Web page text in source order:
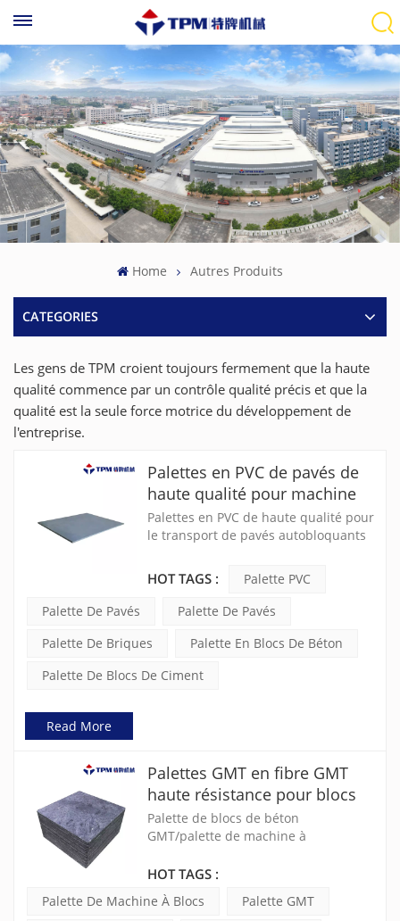
Home Autres Produits
CATEGORIES
Les gens de TPM croient toujours fermement que la haute
qualité commence par un contrôle qualité précis et que la
qualité est la seule force motrice du développement de
l'entreprise.
Palettes en PVC de pavés de
haute qualité pour machine
de fabrication de blocs de
béton
Palettes en PVC de haute qualité pour
le transport de pavés autobloquants
cendres volantes, de blocs creux, etc.
de produits en béton.
HOT TAGS :
Palette PVC
Palette De Pavés
Palette De Pavés
Palette De Briques
Palette En Blocs De Béton
Palette De Blocs De Ciment
Read More
Palettes GMT en fibre GMT
haute résistance pour blocs
de béton
Palette de blocs de béton
GMT/palette de machine à
HOT TAGS :
Palette De Machine À Blocs
Palette GMT